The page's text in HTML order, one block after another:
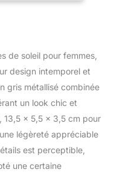
sont
d'une
UV à 100 %.
inclus :
de lunettes
Ray-Ban est
un chiffon de
et un étui pour
de soleil pour femmes,
design intemporel et
gris métallisé combinée
un look chic et
13,5 x 5,5 x 3,5 cm pour
légèreté appréciable
est perceptible,
une certaine